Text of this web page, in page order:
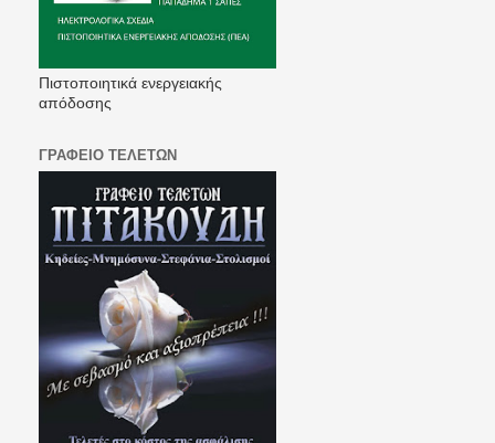
Πιστοποιητικά ενεργειακής
απόδοσης
ΓΡΑΦΕΙΟ ΤΕΛΕΤΩΝ